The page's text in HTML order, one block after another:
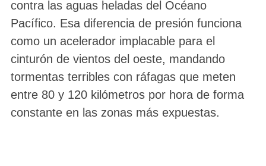
contra las aguas heladas del Océano
Pacífico. Esa diferencia de presión funciona
como un acelerador implacable para el
cinturón de vientos del oeste, mandando
tormentas terribles con ráfagas que meten
entre 80 y 120 kilómetros por hora de forma
constante en las zonas más expuestas.